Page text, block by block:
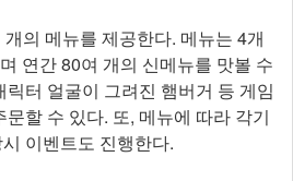
의 메뉴를 제공한다. 메뉴는 4개
연간 80여 개의 신메뉴를 맛볼 수
터 얼굴이 그려진 햄버거 등 게임
할 수 있다. 또, 메뉴에 따라 각기
이벤트도 진행한다.